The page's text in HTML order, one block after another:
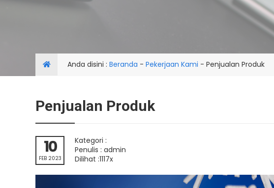
Anda disini : Beranda - Pekerjaan Kami - Penjualan Produk
Penjualan Produk
10
FEB 2023
Kategori :
Penulis : admin
Dilihat :1117x